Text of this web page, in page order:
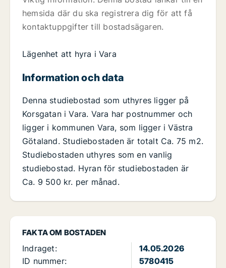
FAKTA OM BOSTADEN
Indraget:
14.05.2026
ID nummer:
5780415
hemsida där du ska registrera dig för att få
kontaktuppgifter till bostadsägaren.
Lägenhet att hyra i Vara
Information och data
Denna studiebostad som uthyres ligger på
Korsgatan i Vara. Vara har postnummer och
ligger i kommunen Vara, som ligger i Västra
Götaland. Studiebostaden är totalt Ca. 75 m2.
Studiebostaden uthyres som en vanlig
studiebostad. Hyran för studiebostaden är
Ca. 9 500 kr. per månad.